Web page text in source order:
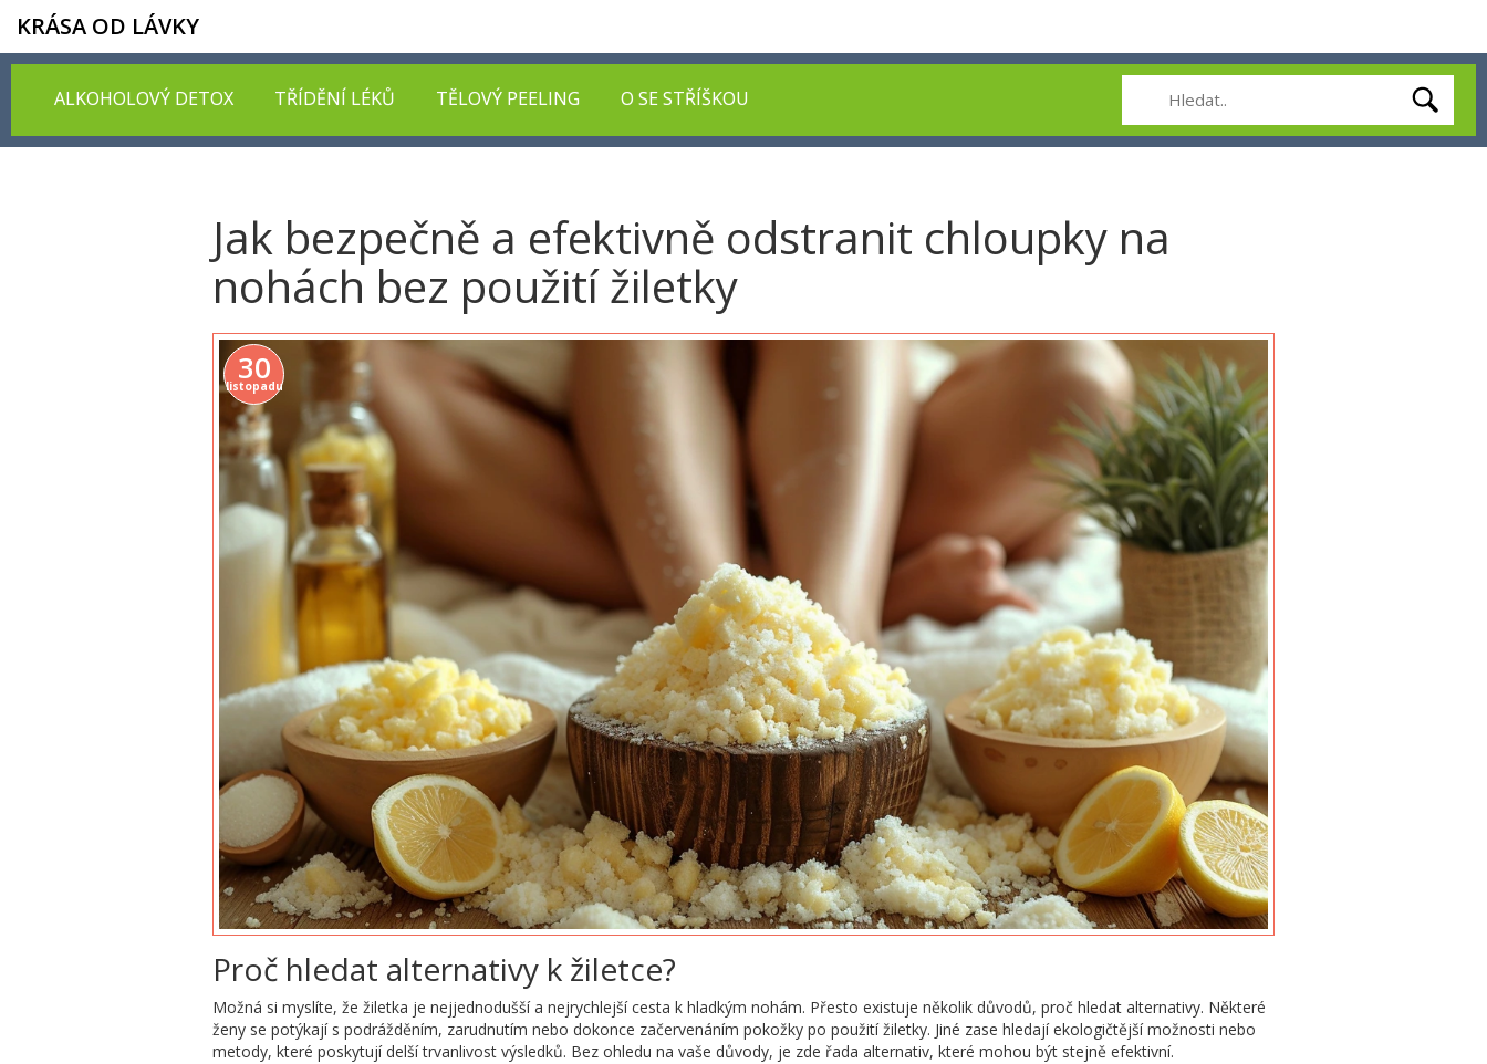
KRÁSA OD LÁVKY
ALKOHOLOVÝ DETOX TŘÍDĚNÍ LÉKŮ TĚLOVÝ PEELING O SE STŘÍŠKOU
Jak bezpečně a efektivně odstranit chloupky na
nohách bez použití žiletky
30
listopadu
Proč hledat alternativy k žiletce?
Možná si myslíte, že žiletka je nejjednodušší a nejrychlejší cesta k hladkým nohám. Přesto existuje několik důvodů, proč hledat alternativy. Některé
ženy se potýkají s podrážděním, zarudnutím nebo dokonce začervenáním pokožky po použití žiletky. Jiné zase hledají ekologičtější možnosti nebo
metody, které poskytují delší trvanlivost výsledků. Bez ohledu na vaše důvody, je zde řada alternativ, které mohou být stejně efektivní.